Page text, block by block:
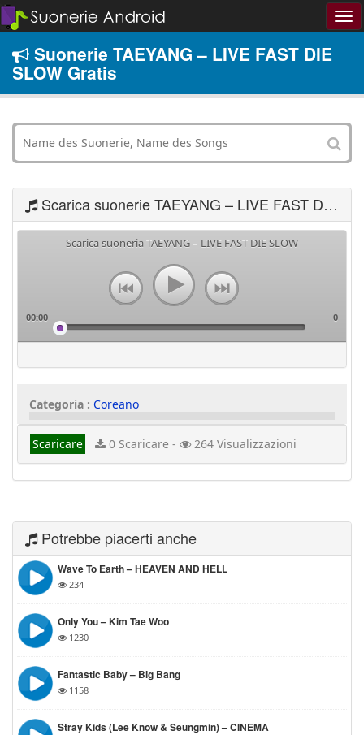
Suonerie TAEYANG – LIVE FAST DIE
SLOW Gratis
Scarica suonerie TAEYANG – LIVE FAST DIE SLOW
Scarica suoneria TAEYANG – LIVE FAST DIE SLOW
00:00 0
Categoria : Coreano
Scaricare 0 Scaricare - 264 Visualizzazioni
Potrebbe piacerti anche
Wave To Earth – HEAVEN AND HELL
234
Only You – Kim Tae Woo
1230
Fantastic Baby – Big Bang
1158
Stray Kids (Lee Know & Seungmin) – CINEMA